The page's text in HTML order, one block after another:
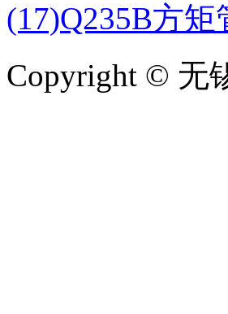
(17)Q235B方矩
Copyright © 无